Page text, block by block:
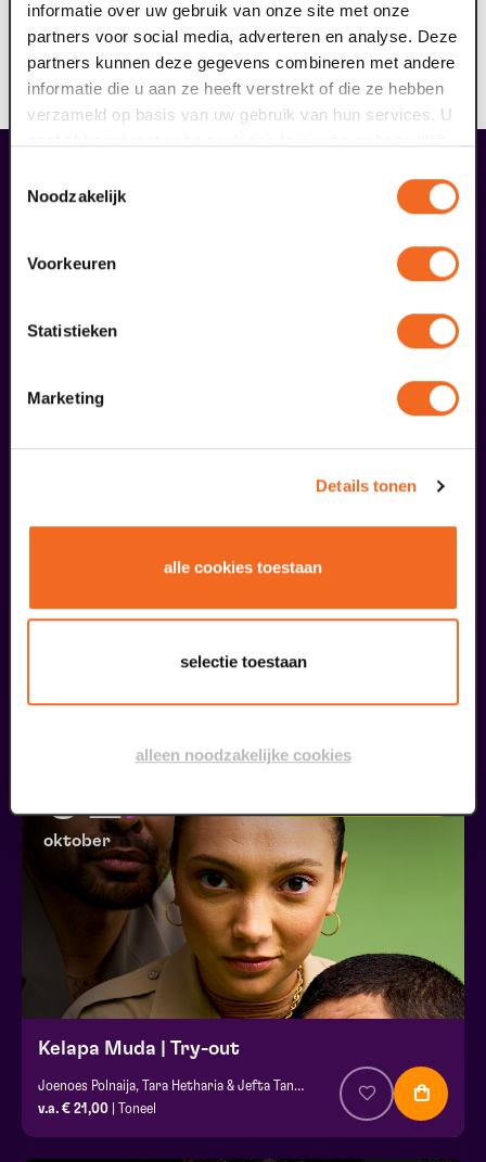
informatie over uw gebruik van onze site met onze
partners voor social media, adverteren en analyse. Deze
partners kunnen deze gegevens combineren met andere
informatie die u aan ze heeft verstrekt of die ze hebben
verzameld op basis van uw gebruik van hun services. U
Noodzakelijk
Voorkeuren
Statistieken
Marketing
Details tonen
alle cookies toestaan
selectie toestaan
alleen noodzakelijke cookies
Deze voorstelling wordt aanbevolen door
missiepartnerSORMAC.
maak jouw bezoek compleet
01
oktober
Kelapa Muda | Try-out
Joenoes Polnaija, Tara Hetharia & Jefta Tanate
v.a. € 21,00 | Toneel